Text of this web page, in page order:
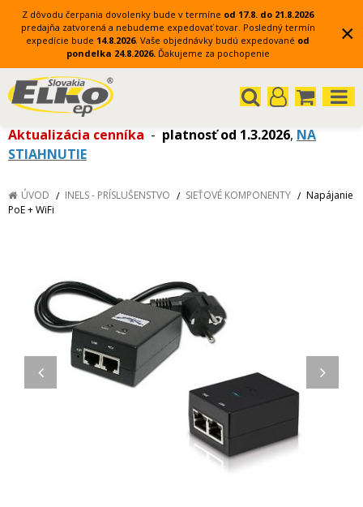
Z dôvodu čerpania dovolenky bude v termíne od 17.8. do 21.8.2026
predajňa zatvorená a nebudeme expedovať tovar. Posledný termín
expedície bude 14.8.2026. Vaše objednávky budú expedované od
pondelka 24.8.2026. Ďakujeme za pochopenie
×
Aktualizácia cenníka - platnosť od 1.3.2026, NA
STIAHNUTIE
ÚVOD INELS - PRÍSLUŠENSTVO SIEŤOVÉ KOMPONENTY
Napájanie
PoE + WiFi